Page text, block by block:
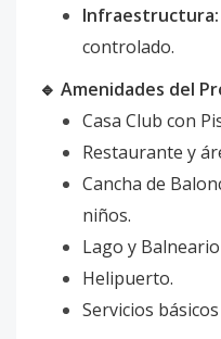
Infraestructura:
controlado.
🔹 Amenidades del
Casa Club con
Restaurante y
Cancha de
niños.
Lago y
Helipuerto.
Servicios